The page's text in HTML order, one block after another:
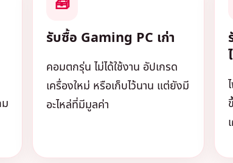
🧰
รับซื้อ Gaming PC เก่า
คอมตกรุ่น ไม่ได้ใช้งาน อัปเกรด
เครื่องใหม่ หรือเก็บไว้นาน แต่ยังมี
อะไหล่ที่มีมูลค่า